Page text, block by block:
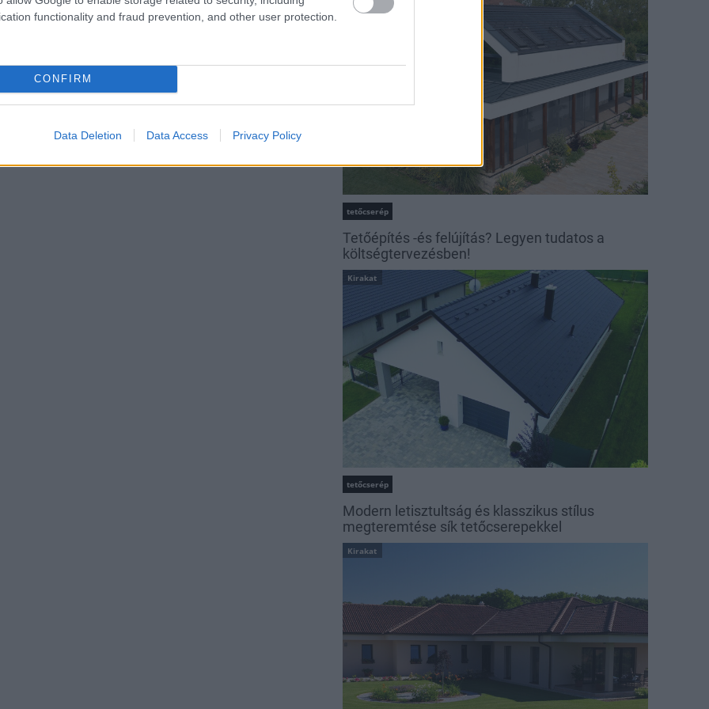
functionality and fraud prevention, and other user protection.
CONFIRM
Data Deletion Data Access Privacy Policy
Kirakat
tetőcserép
Tetőépítés -és felújítás? Legyen tudatos a
költségtervezésben!
Kirakat
tetőcserép
Modern letisztultság és klasszikus stílus
megteremtése sík tetőcserepekkel
Kirakat